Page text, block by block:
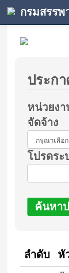
กรมสรรพ
ประก
หน่วยง
จัดจ้าง
โปรดร
ค้นหา
ลำดับ หั